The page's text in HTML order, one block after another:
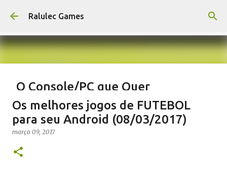
Pular para o conteúdo principal
Ralulec Games
O Console/PC que Quer
Revolucionar a Sua Sala de Estar
Steam Machine
novembro 13, 2025
Os melhores jogos de FUTEBOL
para seu Android (08/03/2017)
março 09, 2017